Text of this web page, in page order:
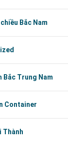
Bắc Nam
Bắc Trung Nam
Container
Thành